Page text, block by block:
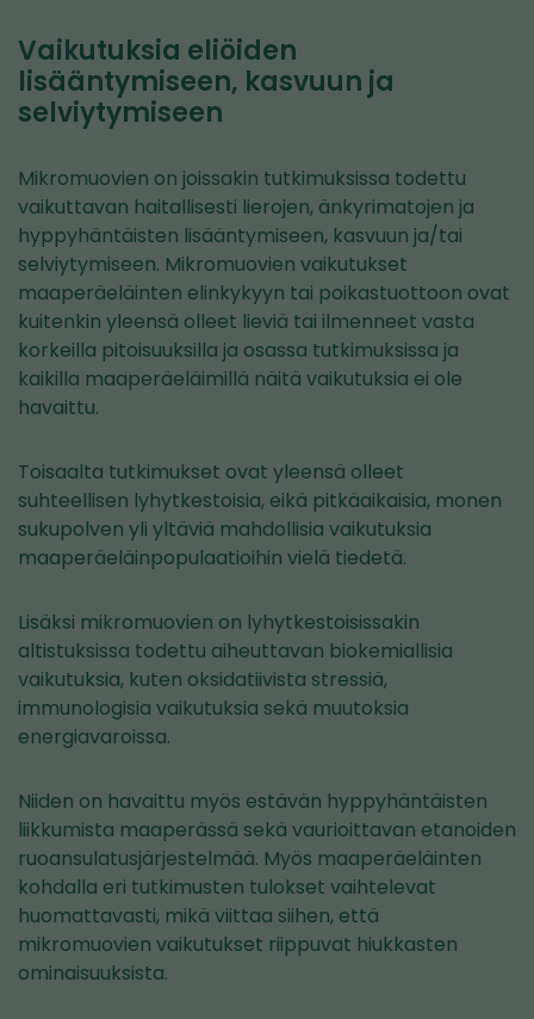
Vaikutuksia eliöiden
lisääntymiseen, kasvuun ja
selviytymiseen
Mikromuovien on joissakin tutkimuksissa todettu
vaikuttavan haitallisesti lierojen, änkyrimatojen ja
hyppyhäntäisten lisääntymiseen, kasvuun ja/tai
selviytymiseen. Mikromuovien vaikutukset
maaperäeläinten elinkykyyn tai poikastuottoon ovat
kuitenkin yleensä olleet lieviä tai ilmenneet vasta
korkeilla pitoisuuksilla ja osassa tutkimuksissa ja
kaikilla maaperäeläimillä näitä vaikutuksia ei ole
havaittu.
Toisaalta tutkimukset ovat yleensä olleet
suhteellisen lyhytkestoisia, eikä pitkäaikaisia, monen
sukupolven yli yltäviä mahdollisia vaikutuksia
maaperäeläinpopulaatioihin vielä tiedetä.
Lisäksi mikromuovien on lyhytkestoisissakin
altistuksissa todettu aiheuttavan biokemiallisia
vaikutuksia, kuten oksidatiivista stressiä,
immunologisia vaikutuksia sekä muutoksia
energiavaroissa.
Niiden on havaittu myös estävän hyppyhäntäisten
liikkumista maaperässä sekä vaurioittavan etanoiden
ruoansulatusjärjestelmää. Myös maaperäeläinten
kohdalla eri tutkimusten tulokset vaihtelevat
huomattavasti, mikä viittaa siihen, että
mikromuovien vaikutukset riippuvat hiukkasten
ominaisuuksista.